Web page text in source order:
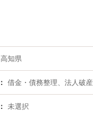
高知県
借金・債務整理、法人破産
未選択